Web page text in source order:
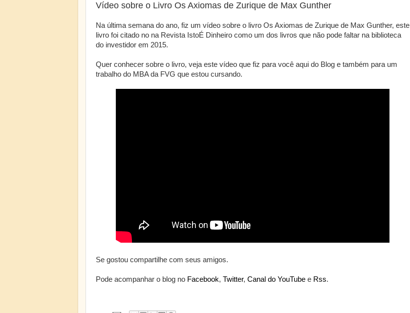
Vídeo sobre o Livro Os Axiomas de Zurique de Max Gunther
Na última semana do ano, fiz um vídeo sobre o livro Os Axiomas de Zurique de Max Gunther, este
livro foi citado no na Revista IstoÉ Dinheiro como um dos livros que não pode faltar na biblioteca
do investidor em 2015.
Quer conhecer sobre o livro, veja este vídeo que fiz para você aqui do Blog e também para um
trabalho do MBA da FVG que estou cursando.
Se gostou compartilhe com seus amigos.
Pode acompanhar o blog no Facebook, Twitter, Canal do YouTube e Rss.